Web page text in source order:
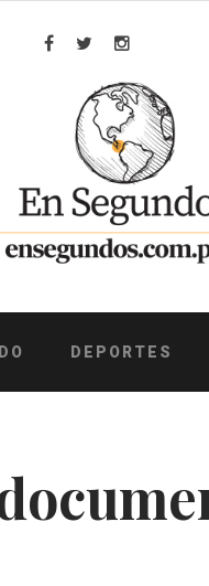
Facebook
TwitterInstagram
DEPORTES